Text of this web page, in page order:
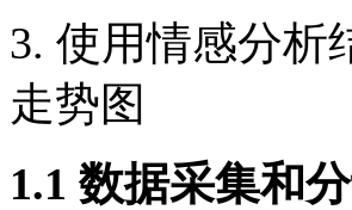
3. 使用情感分析
走势图
1.1 数据采集和